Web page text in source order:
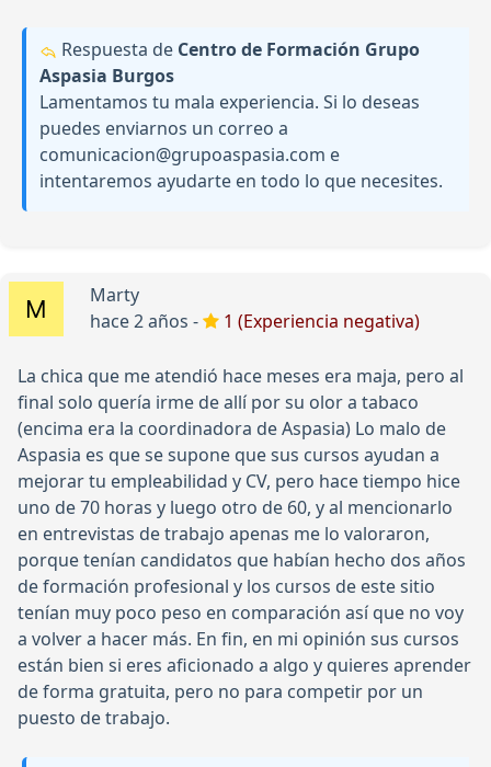
Respuesta de Centro de Formación Grupo
Aspasia Burgos
Lamentamos tu mala experiencia. Si lo deseas
puedes enviarnos un correo a
comunicacion@grupoaspasia.com e
intentaremos ayudarte en todo lo que necesites.
Marty
hace 2 años -
1 (Experiencia negativa)
La chica que me atendió hace meses era maja, pero al
final solo quería irme de allí por su olor a tabaco
(encima era la coordinadora de Aspasia) Lo malo de
Aspasia es que se supone que sus cursos ayudan a
mejorar tu empleabilidad y CV, pero hace tiempo hice
uno de 70 horas y luego otro de 60, y al mencionarlo
en entrevistas de trabajo apenas me lo valoraron,
porque tenían candidatos que habían hecho dos años
de formación profesional y los cursos de este sitio
tenían muy poco peso en comparación así que no voy
a volver a hacer más. En fin, en mi opinión sus cursos
están bien si eres aficionado a algo y quieres aprender
de forma gratuita, pero no para competir por un
puesto de trabajo.